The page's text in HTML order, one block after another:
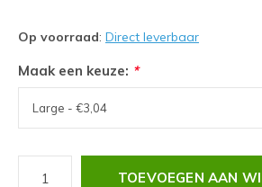
Op voorraad: Direct leverbaar
Maak een keuze: *
TOEVOEGEN AAN